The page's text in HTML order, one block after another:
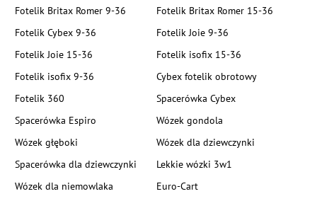
Fotelik Britax Romer 9-36
Fotelik Britax Romer 15-36
Fotelik Cybex 9-36
Fotelik Joie 9-36
Fotelik Joie 15-36
Fotelik isofix 15-36
Fotelik isofix 9-36
Cybex fotelik obrotowy
Fotelik 360
Spacerówka Cybex
Spacerówka Espiro
Wózek gondola
Wózek głęboki
Wózek dla dziewczynki
Spacerówka dla dziewczynki
Lekkie wózki 3w1
Wózek dla niemowlaka
Euro-Cart